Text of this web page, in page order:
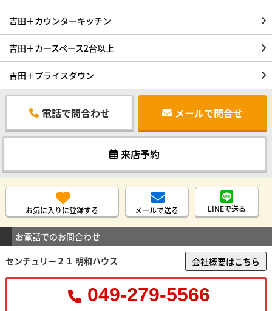
吉田＋カウンターキッチン
吉田＋カースペース2台以上
吉田＋プライスダウン
電話で問合わせ メールで問合せ
来店予約
お気に入りに登録する メールで送る LINEで送る
お電話でのお問合わせ
センチュリー２１ 明和ハウス
会社概要はこちら
049-279-5566